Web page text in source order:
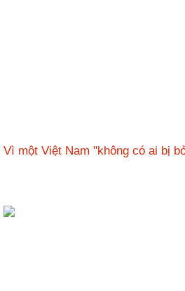
Vì một Việt Nam "không có ai bị